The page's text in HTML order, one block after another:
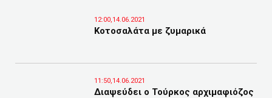
12:00,14.06.2021
Κοτοσαλάτα με ζυμαρικά
11:50,14.06.2021
Διαψεύδει ο Τούρκος αρχιμαφιόζος